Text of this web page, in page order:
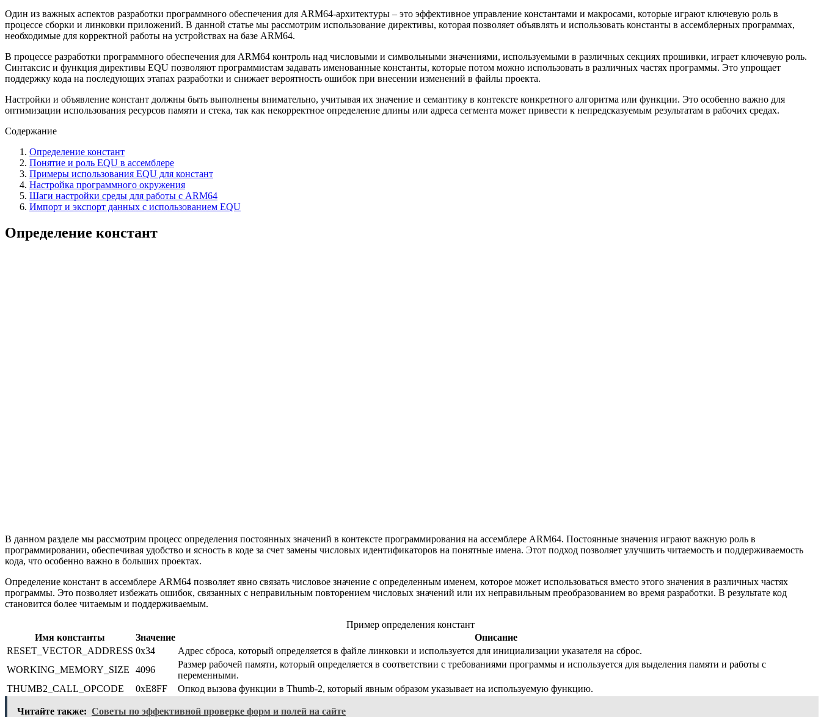
Один из важных аспектов разработки программного обеспечения для ARM64-архитектуры – это эффективное управление константами и макросами, которые играют ключевую роль в
процессе сборки и линковки приложений. В данной статье мы рассмотрим использование директивы, которая позволяет объявлять и использовать константы в ассемблерных программах,
необходимые для корректной работы на устройствах на базе ARM64.
В процессе разработки программного обеспечения для ARM64 контроль над числовыми и символьными значениями, используемыми в различных секциях прошивки, играет ключевую роль.
Синтаксис и функция директивы EQU позволяют программистам задавать именованные константы, которые потом можно использовать в различных частях программы. Это упрощает
поддержку кода на последующих этапах разработки и снижает вероятность ошибок при внесении изменений в файлы проекта.
Настройки и объявление констант должны быть выполнены внимательно, учитывая их значение и семантику в контексте конкретного алгоритма или функции. Это особенно важно для
оптимизации использования ресурсов памяти и стека, так как некорректное определение длины или адреса сегмента может привести к непредсказуемым результатам в рабочих средах.
Содержание
Определение констант
Понятие и роль EQU в ассемблере
Примеры использования EQU для констант
Настройка программного окружения
Шаги настройки среды для работы с ARM64
Импорт и экспорт данных с использованием EQU
Определение констант
В данном разделе мы рассмотрим процесс определения постоянных значений в контексте программирования на ассемблере ARM64. Постоянные значения играют важную роль в
программировании, обеспечивая удобство и ясность в коде за счет замены числовых идентификаторов на понятные имена. Этот подход позволяет улучшить читаемость и поддерживаемость
кода, что особенно важно в больших проектах.
Определение констант в ассемблере ARM64 позволяет явно связать числовое значение с определенным именем, которое может использоваться вместо этого значения в различных частях
программы. Это позволяет избежать ошибок, связанных с неправильным повторением числовых значений или их неправильным преобразованием во время разработки. В результате код
становится более читаемым и поддерживаемым.
Пример определения констант
Имя константы
Значение
Описание
RESET_VECTOR_ADDRESS 0x34
Адрес сброса, который определяется в файле линковки и используется для инициализации указателя на сброс.
WORKING_MEMORY_SIZE
4096
Размер рабочей памяти, который определяется в соответствии с требованиями программы и используется для выделения памяти и работы с
переменными.
THUMB2_CALL_OPCODE
0xE8FF Опкод вызова функции в Thumb-2, который явным образом указывает на используемую функцию.
Читайте также: Советы по эффективной проверке форм и полей на сайте